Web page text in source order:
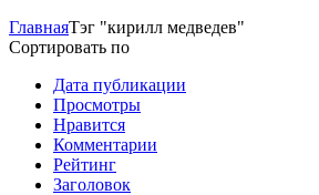
ГлавнаяТэг "кирилл медведев"
Сортировать по
Дата публикации
Просмотры
Нравится
Комментарии
Рейтинг
Заголовок